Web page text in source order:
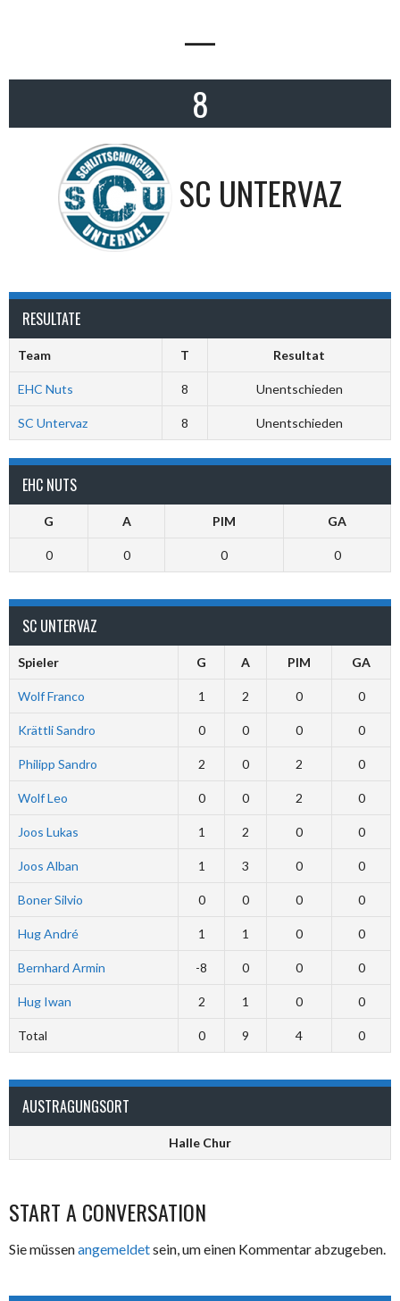
—
8
SC UNTERVAZ
RESULTATE
Team T Resultat
EHC Nuts 8 Unentschieden
SC Untervaz 8 Unentschieden
EHC NUTS
G A PIM GA
0 0 0 0
SC UNTERVAZ
Spieler G A PIM GA
Wolf Franco 1 2 0 0
Krättli Sandro 0 0 0 0
Philipp Sandro 2 0 2 0
Wolf Leo 0 0 2 0
Joos Lukas 1 2 0 0
Joos Alban 1 3 0 0
Boner Silvio 0 0 0 0
Hug André 1 1 0 0
Bernhard Armin -8 0 0 0
Hug Iwan 2 1 0 0
Total 0 9 4 0
AUSTRAGUNGSORT
Halle Chur
START A CONVERSATION
Sie müssenangemeldetsein, um einen Kommentar abzugeben.